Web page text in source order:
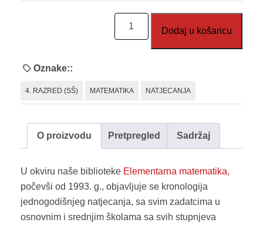
natjecanja
razred
škole
(volim
količina
Dodaj u košaricu
Oznake::
4. RAZRED (SŠ) MATEMATIKA NATJECANJA
O proizvodu Pretpregled Sadržaj
U okviru naše biblioteke Elementarna matematika,
počevši od 1993. g., objavljuje se kronologija
jednogodišnjeg natjecanja, sa svim zadatcima u
osnovnim i srednjim školama sa svih stupnjeva